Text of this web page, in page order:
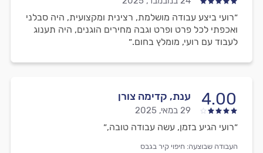
״רועי ביצע עבודה מושלמת, רצינית ומקצועית, היה סבלני
ואכפתי לכל פרט ופרט וגבה מחירים הוגנים, היה תענוג
לעבוד עם רועי, מומלץ בחום.״
4.00 ענת, קדימה צורן
29 במאי, 2025
״רועי הגיע בזמן, עשה עבודה טובה,״
העבודה שבוצעה: חיפוי קיר בגבס